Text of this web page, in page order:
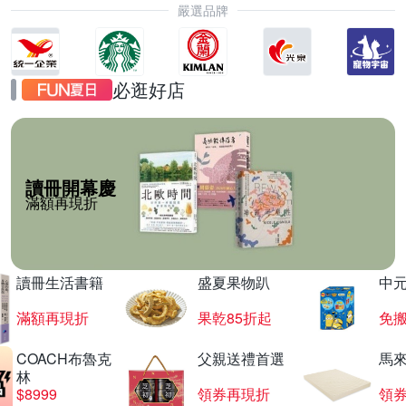
嚴選品牌
必逛好店
讀冊開幕慶
滿額再現折
讀冊生活書籍
滿額再現折
盛夏果物趴
果乾85折起
中
免
COACH布魯克
林
$8999
父親送禮首選
領券再現折
馬
領